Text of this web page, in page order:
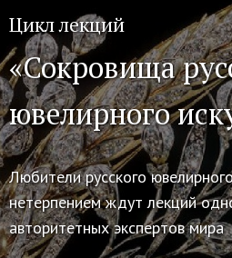
Цикл лекций
«Сокровища
ювелирного
Любители русского
нетерпением ждут лекций
авторитетных экспертов мира